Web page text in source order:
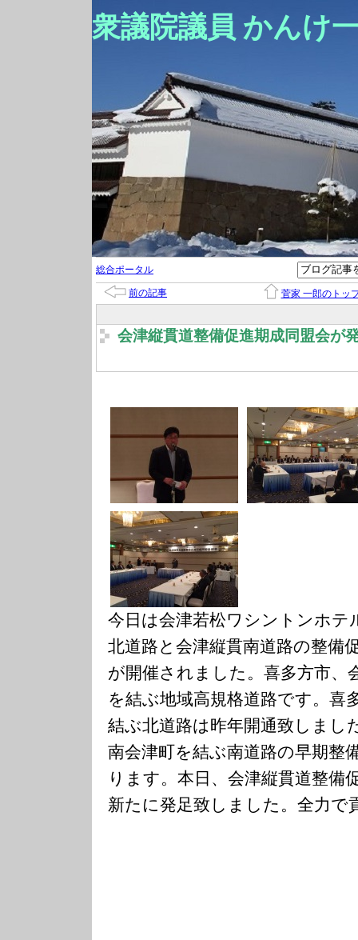
衆議院議員 かんけ
総合ポータル
前の記事 菅家 一郎のトッ
会津縦貫道整備促進期成同盟会が
今日は会津若松ワシントンホテ
北道路と会津縦貫南道路の整備
が開催されました。喜多方市、
を結ぶ地域高規格道路です。喜
結ぶ北道路は昨年開通致しまし
南会津町を結ぶ南道路の早期整
ります。本日、会津縦貫道整備
新たに発足致しました。全力で